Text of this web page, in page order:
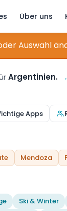
Über uns
Auswahl
Argentinien.
Apps
Mendoza
Ski & Winter